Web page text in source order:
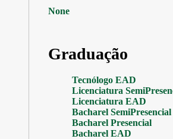
None
Graduação
Tecnólogo EAD
Licenciatura
Licenciatura EAD
Bacharel SemiPresencial
Bacharel Presencial
Bacharel EAD